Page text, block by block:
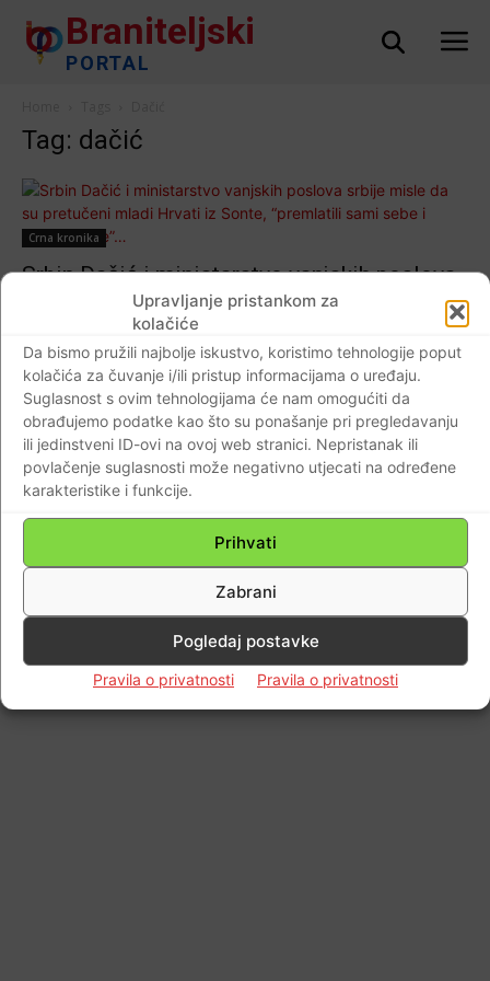
Upravljanje pristankom za
kolačiće
Da bismo pružili najbolje iskustvo, koristimo tehnologije poput
kolačića za čuvanje i/ili pristup informacijama o uređaju.
Suglasnost s ovim tehnologijama će nam omogućiti da
obrađujemo podatke kao što su ponašanje pri pregledavanju
ili jedinstveni ID-ovi na ovoj web stranici. Nepristanak ili
povlačenje suglasnosti može negativno utjecati na određene
karakteristike i funkcije.
Prihvati
Zabrani
Pogledaj postavke
Pravila o privatnosti Pravila o privatnosti
Braniteljski
PORTAL
Tag: dačić
Crna kronika
Srbin Dačić i ministarstvo vanjskih poslova
srbije misle da su pretučeni mladi Hrvati iz
Sonte, “premlatili sami sebe i ugrozili
srbe”…
Braniteljski portal - 28.12.2017
Impressum Kontaktirajte nas
© Newspaper WordPress Theme by TagDiv